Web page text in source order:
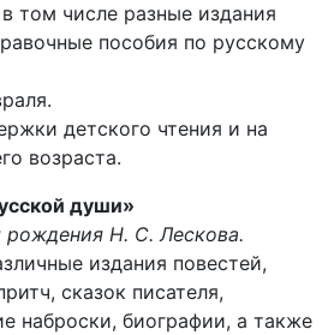
том числе разные издания
пособия по русскому
детского чтения и на
возраста.
души»
Н. С. Лескова.
издания повестей,
сказок писателя,
наброски, биографии, а также